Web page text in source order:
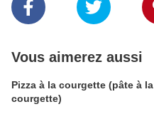
Vous aimerez aussi
Pizza à la courgette (pâte à la
courgette)